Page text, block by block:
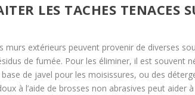
LES TACHES TENACES
murs extérieurs peuvent provenir de diverses
de fumée. Pour les éliminer, il est souvent
de javel pour les moisissures, ou des
à l’aide de brosses non abrasives peut aider